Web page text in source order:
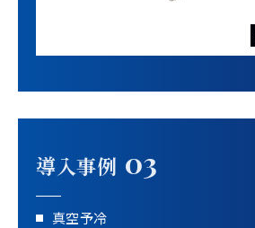
導入事例 03
真空予冷